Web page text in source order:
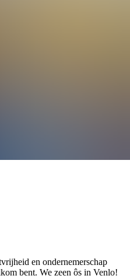
en ondernemerschap
bent. We zeen ôs in Venlo!